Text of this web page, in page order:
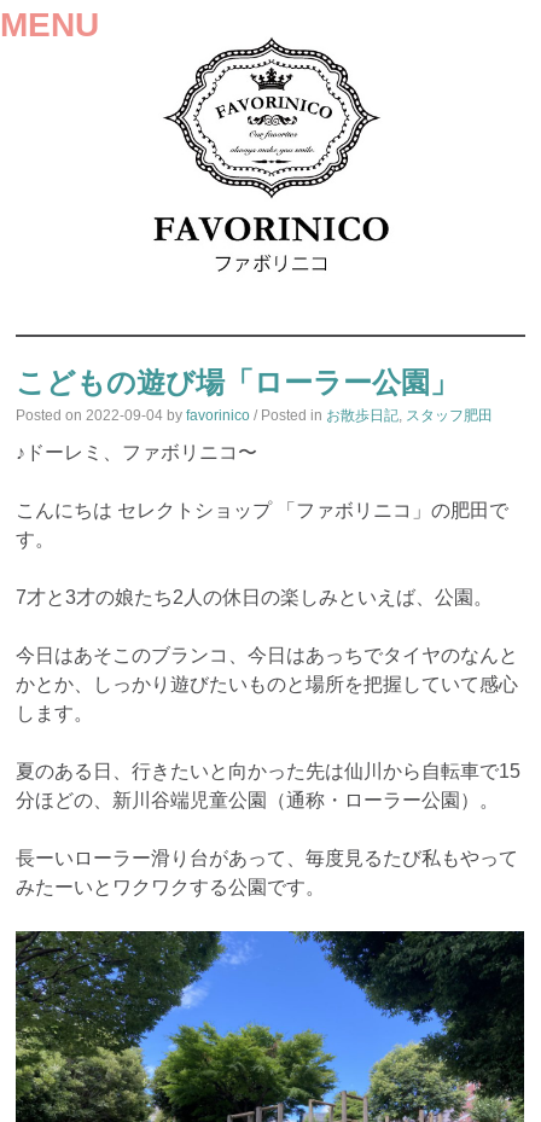
MENU
TO
CONTENT
こどもの遊び場「ローラー公園」
Posted on2022-09-04 byfavorinico / Posted in お散歩日記, スタッフ肥田
♪ドーレミ、ファボリニコ〜
こんにちは セレクトショップ 「ファボリニコ」の肥田で
す。
7才と3才の娘たち2人の休日の楽しみといえば、公園。
今日はあそこのブランコ、今日はあっちでタイヤのなんと
かとか、しっかり遊びたいものと場所を把握していて感心
します。
夏のある日、行きたいと向かった先は仙川から自転車で15
分ほどの、新川谷端児童公園（通称・ローラー公園）。
長ーいローラー滑り台があって、毎度見るたび私もやって
みたーいとワクワクする公園です。